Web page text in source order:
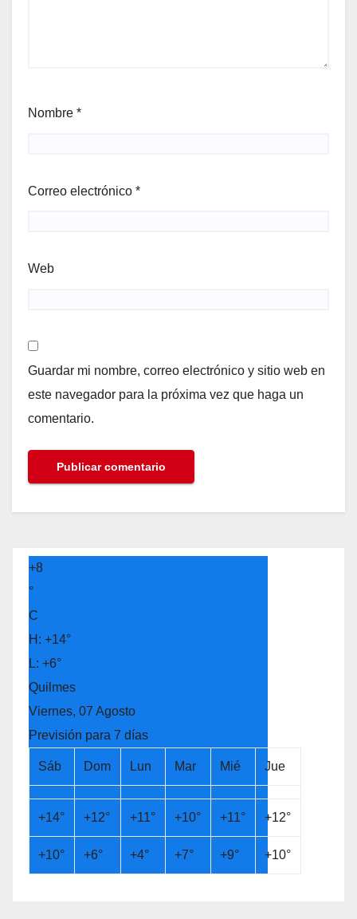
Nombre *
Correo electrónico *
Web
Guardar mi nombre, correo electrónico y sitio web en
este navegador para la próxima vez que haga un
comentario.
+8
°
C
H: +14°
L: +6°
Quilmes
Viernes, 07 Agosto
Previsión para 7 días
Sáb Dom Lun Mar Mié Jue
+14° +12° +11° +10° +11° +12°
+10° +6° +4° +7° +9° +10°